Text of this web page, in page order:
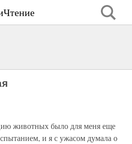
животных было для меня еще
и я с ужасом думала о